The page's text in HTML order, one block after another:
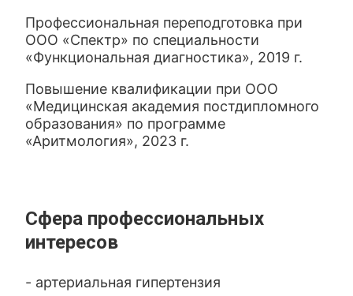
Профессиональная переподготовка при
ООО «Спектр» по специальности
«Функциональная диагностика», 2019 г.
Повышение квалификации при ООО
«Медицинская академия постдипломного
образования» по программе
«Аритмология», 2023 г.
Сфера профессиональных
интересов
- артериальная гипертензия